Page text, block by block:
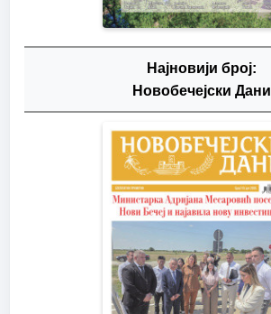
Најновији број:
Новобечејски Дани